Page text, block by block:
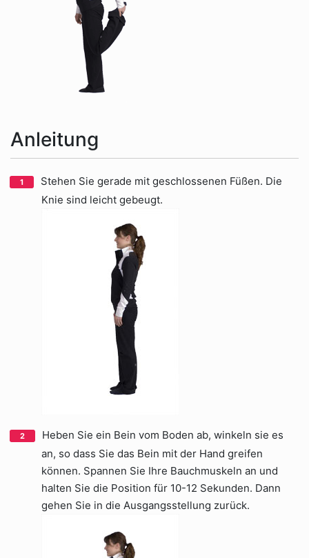
Anleitung
Stehen Sie gerade mit geschlossenen Füßen. Die
Knie sind leicht gebeugt.
Heben Sie ein Bein vom Boden ab, winkeln sie es
an, so dass Sie das Bein mit der Hand greifen
können. Spannen Sie Ihre Bauchmuskeln an und
halten Sie die Position für 10-12 Sekunden. Dann
gehen Sie in die Ausgangsstellung zurück.